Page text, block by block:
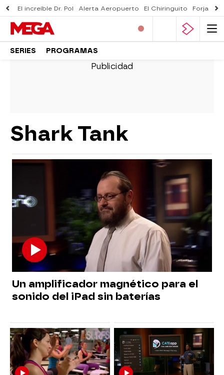
El increíble Dr. Pol Alerta Aeropuerto El Chiringuito Forjado
SERIES PROGRAMAS
Shark Tank
Un amplificador magnético para el
sonido del iPad sin baterías